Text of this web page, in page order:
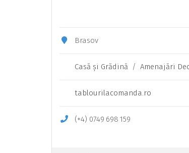
Brasov
Casă şi Grădină / Amenajări
tablourilacomanda.ro
(+4) 0749 698 159